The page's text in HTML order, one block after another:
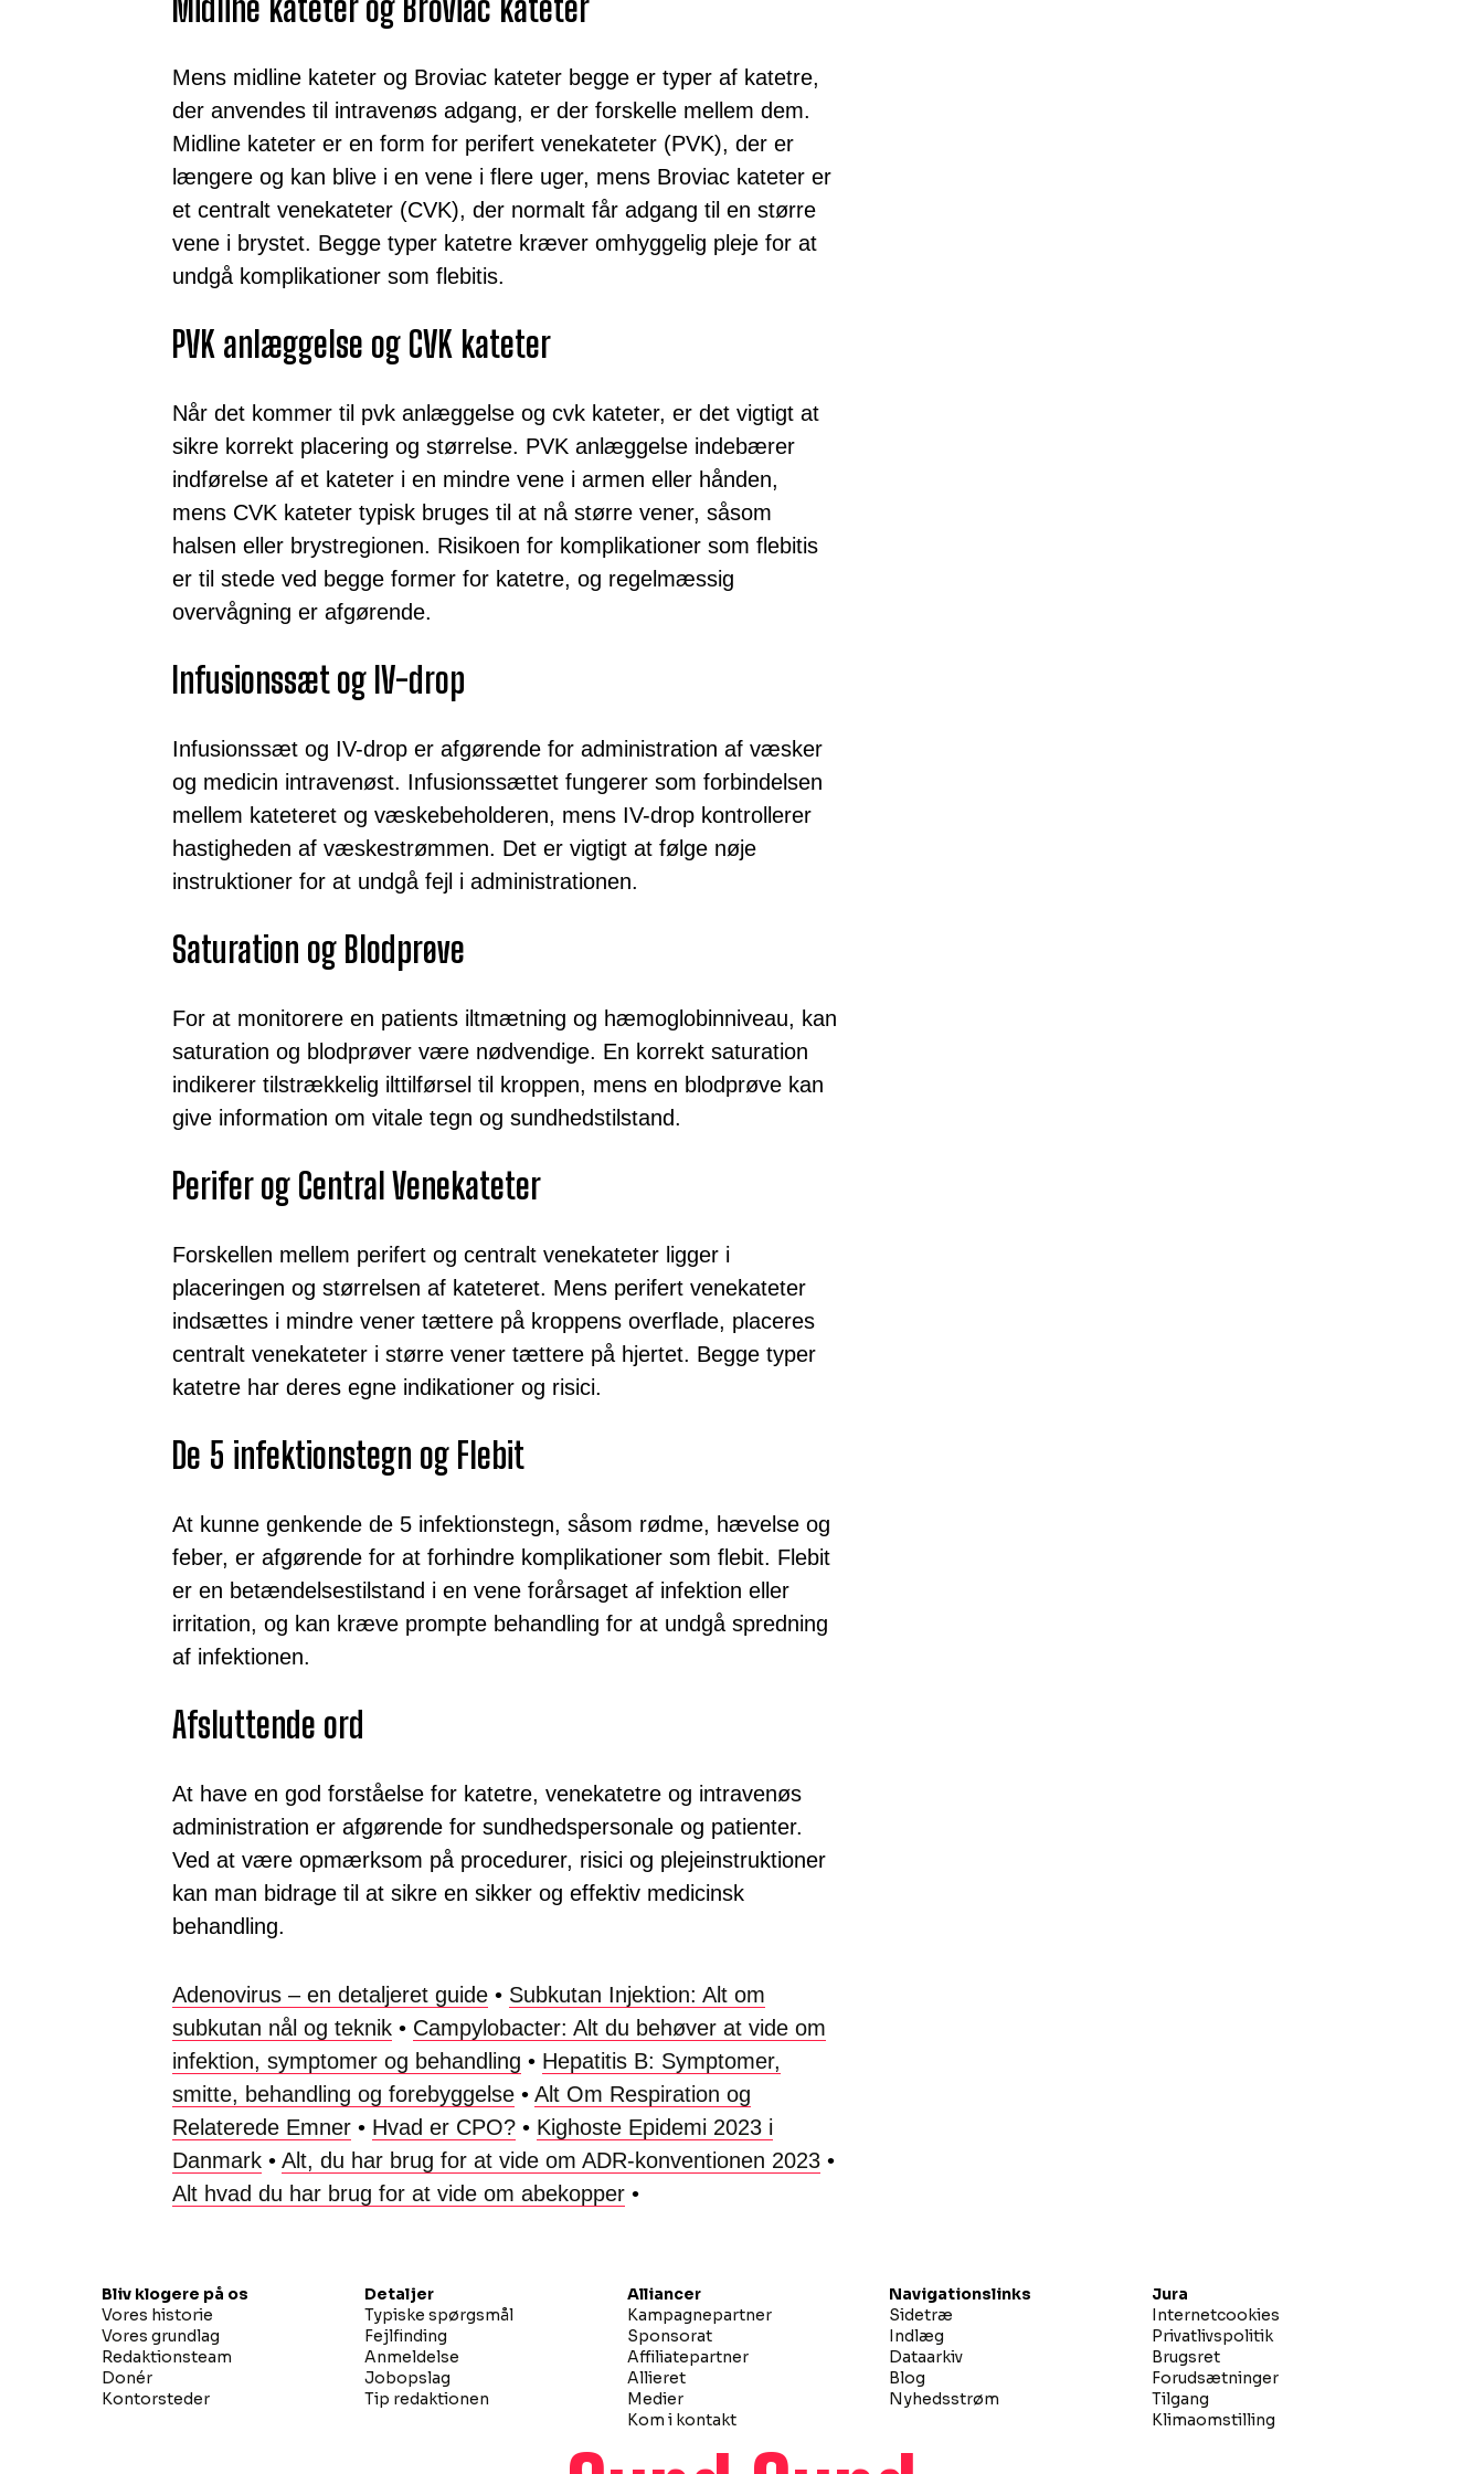
Midline kateter og Broviac kateter
Mens midline kateter og Broviac kateter begge er typer af katetre,
der anvendes til intravenøs adgang, er der forskelle mellem dem.
Midline kateter er en form for perifert venekateter (PVK), der er
længere og kan blive i en vene i flere uger, mens Broviac kateter er
et centralt venekateter (CVK), der normalt får adgang til en større
vene i brystet. Begge typer katetre kræver omhyggelig pleje for at
undgå komplikationer som flebitis.
PVK anlæggelse og CVK kateter
Når det kommer til pvk anlæggelse og cvk kateter, er det vigtigt at
sikre korrekt placering og størrelse. PVK anlæggelse indebærer
indførelse af et kateter i en mindre vene i armen eller hånden,
mens CVK kateter typisk bruges til at nå større vener, såsom
halsen eller brystregionen. Risikoen for komplikationer som flebitis
er til stede ved begge former for katetre, og regelmæssig
overvågning er afgørende.
Infusionssæt og IV-drop
Infusionssæt og IV-drop er afgørende for administration af væsker
og medicin intravenøst. Infusionssættet fungerer som forbindelsen
mellem kateteret og væskebeholderen, mens IV-drop kontrollerer
hastigheden af væskestrømmen. Det er vigtigt at følge nøje
instruktioner for at undgå fejl i administrationen.
Saturation og Blodprøve
For at monitorere en patients iltmætning og hæmoglobinniveau, kan
saturation og blodprøver være nødvendige. En korrekt saturation
indikerer tilstrækkelig ilttilførsel til kroppen, mens en blodprøve kan
give information om vitale tegn og sundhedstilstand.
Perifer og Central Venekateter
Forskellen mellem perifert og centralt venekateter ligger i
placeringen og størrelsen af kateteret. Mens perifert venekateter
indsættes i mindre vener tættere på kroppens overflade, placeres
centralt venekateter i større vener tættere på hjertet. Begge typer
katetre har deres egne indikationer og risici.
De 5 infektionstegn og Flebit
At kunne genkende de 5 infektionstegn, såsom rødme, hævelse og
feber, er afgørende for at forhindre komplikationer som flebit. Flebit
er en betændelsestilstand i en vene forårsaget af infektion eller
irritation, og kan kræve prompte behandling for at undgå spredning
af infektionen.
Afsluttende ord
At have en god forståelse for katetre, venekatetre og intravenøs
administration er afgørende for sundhedspersonale og patienter.
Ved at være opmærksom på procedurer, risici og plejeinstruktioner
kan man bidrage til at sikre en sikker og effektiv medicinsk
behandling.
Adenovirus – en detaljeret guide • Subkutan Injektion: Alt om
subkutan nål og teknik • Campylobacter: Alt du behøver at vide om
infektion, symptomer og behandling • Hepatitis B: Symptomer,
smitte, behandling og forebyggelse • Alt Om Respiration og
Relaterede Emner • Hvad er CPO? • Kighoste Epidemi 2023 i
Danmark • Alt, du har brug for at vide om ADR-konventionen 2023 •
Alt hvad du har brug for at vide om abekopper •
Bliv klogere på os
Vores historie
Vores grundlag
Redaktionsteam
Donér
Kontorsteder
Detaljer
Typiske spørgsmål
Fejlfinding
Anmeldelse
Jobopslag
Tip redaktionen
Alliancer
Kampagnepartner
Sponsorat
Affiliatepartner
Allieret
Medier
Kom i kontakt
Navigationslinks
Sidetræ
Indlæg
Dataarkiv
Blog
Nyhedsstrøm
Jura
Internetcookies
Privatlivspolitik
Brugsret
Forudsætninger
Tilgang
Klimaomstilling